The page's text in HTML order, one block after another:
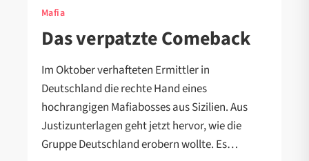
Mafia
Das verpatzte Comeback
Im Oktober verhafteten Ermittler in
Deutschland die rechte Hand eines
hochrangigen Mafiabosses aus Sizilien. Aus
Justizunterlagen geht jetzt hervor, wie die
Gruppe Deutschland erobern wollte. Es…